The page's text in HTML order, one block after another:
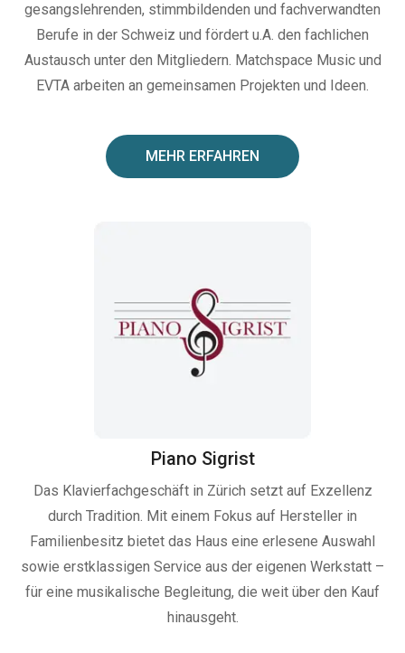
gesangslehrenden, stimmbildenden und fachverwandten
Berufe in der Schweiz und fördert u.A. den fachlichen
Austausch unter den Mitgliedern. Matchspace Music und
EVTA arbeiten an gemeinsamen Projekten und Ideen.
MEHR ERFAHREN
Piano Sigrist
Das Klavierfachgeschäft in Zürich setzt auf Exzellenz
durch Tradition. Mit einem Fokus auf Hersteller in
Familienbesitz bietet das Haus eine erlesene Auswahl
sowie erstklassigen Service aus der eigenen Werkstatt –
für eine musikalische Begleitung, die weit über den Kauf
hinausgeht.